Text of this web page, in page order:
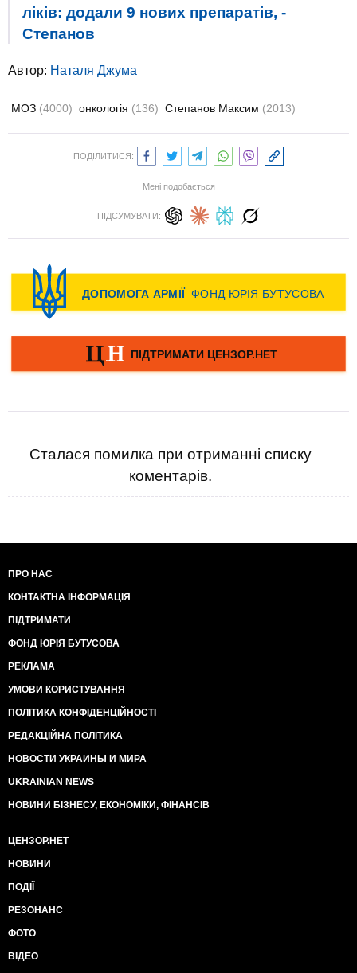
ліків: додали 9 нових препаратів, -
Степанов
Автор: Наталя Джума
МОЗ (4000) онкологія (136) Степанов Максим (2013)
ПОДІЛИТИСЯ:
Мені подобається
ПІДСУМУВАТИ:
Сталася помилка при отриманні списку
коментарів.
ПРО НАС
КОНТАКТНА ІНФОРМАЦІЯ
ПІДТРИМАТИ
ФОНД ЮРІЯ БУТУСОВА
РЕКЛАМА
УМОВИ КОРИСТУВАННЯ
ПОЛІТИКА КОНФІДЕНЦІЙНОСТІ
РЕДАКЦІЙНА ПОЛІТИКА
НОВОСТИ УКРАИНЫ И МИРА
UKRAINIAN NEWS
НОВИНИ БІЗНЕСУ, ЕКОНОМІКИ, ФІНАНСІВ
ЦЕНЗОР.НЕТ
НОВИНИ
ПОДІЇ
РЕЗОНАНС
ФОТО
ВІДЕО